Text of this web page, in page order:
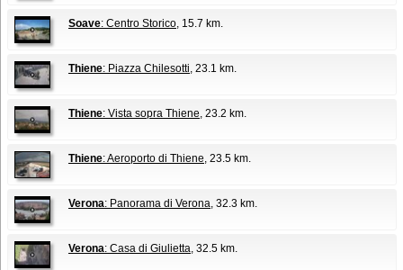
Soave: Centro Storico, 15.7 km.
Thiene: Piazza Chilesotti, 23.1 km.
Thiene: Vista sopra Thiene, 23.2 km.
Thiene: Aeroporto di Thiene, 23.5 km.
Verona: Panorama di Verona, 32.3 km.
Verona: Casa di Giulietta, 32.5 km.